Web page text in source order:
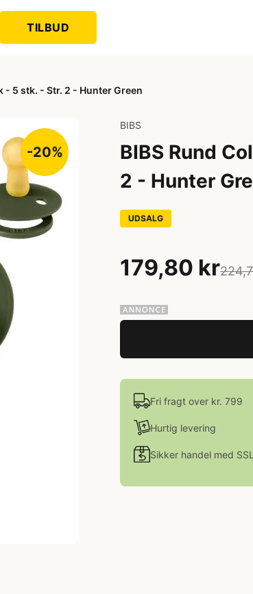
TILBUD
- 5 stk. - Str. 2 - Hunter Green
-20%
BIBS
BIBS Rund
2 - Hunter
UDSALG
179,80 kr
Fri fragt over kr. 799
Hurtig levering
Sikker handel med SSL